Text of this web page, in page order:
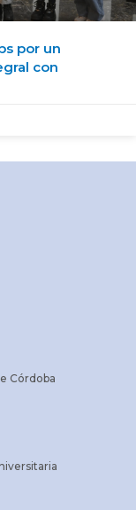
por un
con
Córdoba